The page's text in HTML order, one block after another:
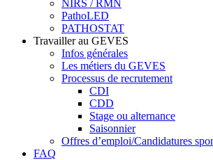
NIRS / RMN
PathoLED
PATHOSTAT
Travailler au GEVES
Infos générales
Les métiers du GEVES
Processus de recrutement
CDI
CDD
Stage ou alternance
Saisonnier
Offres d’emploi/Candidatures
FAQ